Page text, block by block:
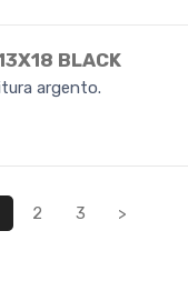
BLACK
argento.
2 3 >